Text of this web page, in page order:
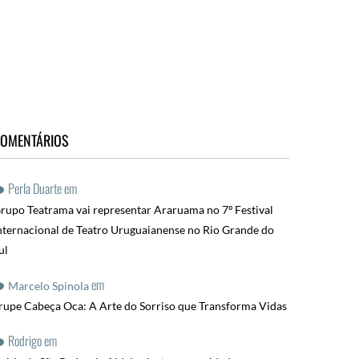
Perla Duarteem
Teatrama vai representar Araruama no 7º Festival
de Teatro Uruguaianense no Rio Grande do
Marcelo Spinolaem
Cabeça Oca: A Arte do Sorriso que Transforma Vidas
Rodrigoem